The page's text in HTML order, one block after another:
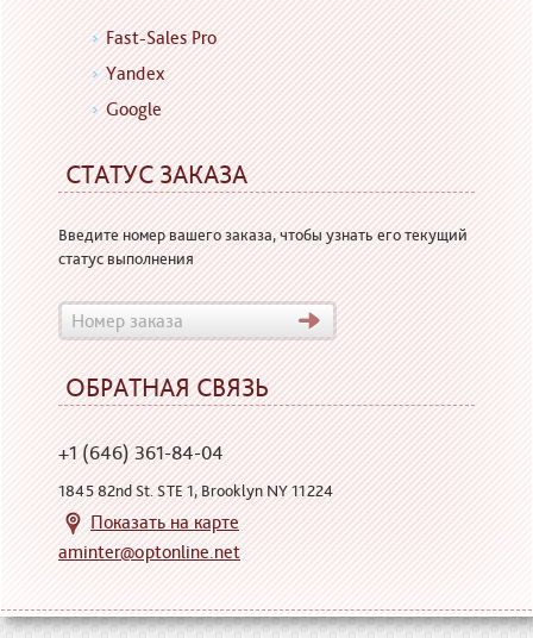
Fast-Sales Pro
Yandex
Google
СТАТУС ЗАКАЗА
Введите номер вашего заказа, чтобы узнать его текущий
статус выполнения
ОБРАТНАЯ СВЯЗЬ
+1 (646) 361-84-04
1845 82nd St. STE 1, Brooklyn NY 11224
Показать на карте
aminter@optonline.net